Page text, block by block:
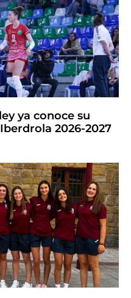
ya conoce su
2026-2027